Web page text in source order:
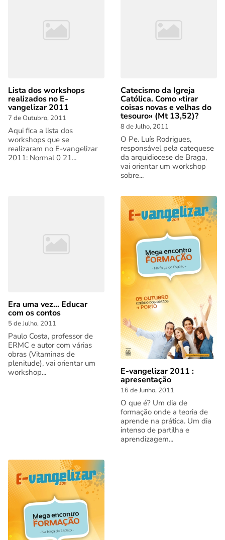
Lista dos workshops
realizados no E-
vangelizar 2011
7 de Outubro, 2011
Aqui fica a lista dos
workshops que se
realizaram no E-vangelizar
2011: Normal 0 21...
Catecismo da Igreja
Católica. Como «tirar
coisas novas e velhas do
tesouro» (Mt 13,52)?
8 de Julho, 2011
O Pe. Luís Rodrigues,
responsável pela catequese
da arquidiocese de Braga,
vai orientar um workshop
sobre...
Era uma vez... Educar
com os contos
5 de Julho, 2011
Paulo Costa, professor de
ERMC e autor com várias
obras (Vitaminas de
plenitude), vai orientar um
workshop...
E-vangelizar 2011 :
apresentação
16 de Junho, 2011
O que é? Um dia de
formação onde a teoria de
aprende na prática. Um dia
intenso de partilha e
aprendizagem...